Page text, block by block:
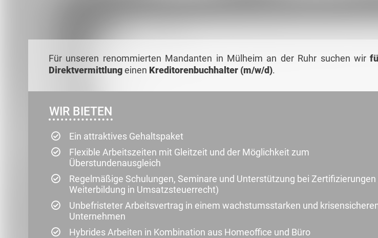
Für unseren renommierten Mandanten in Mülheim an der Ruhr suchen wir
Direktvermittlungeinen Kreditorenbuchhalter (m/w/d).
WIR BIETEN
Ein attraktives Gehaltspaket
Flexible Arbeitszeiten mit Gleitzeit und der Möglichkeit zum
Überstundenausgleich
Regelmäßige Schulungen, Seminare und Unterstützung bei Zertifizierungen
Weiterbildung in Umsatzsteuerrecht)
Unbefristeter Arbeitsvertrag in einem wachstumsstarken und
Unternehmen
Hybrides Arbeiten in Kombination aus Homeoffice und Büro